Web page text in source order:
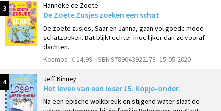
3 Hanneke de Zoete
De Zoete Zusjes zoeken een schat
De zoete zusjes, Saar en Janna, gaan vol goede moed
schatzoeken. Dat blijkt echter moeilijker dan ze vooraf
dachten.
Kosmos € 14,99 ISBN 9789043922173 15-05-2020
4 Jeff Kinney
Het leven van een loser 15. Kopje-onder.
Na een epische wolkbreuk en stijgend water slaat de